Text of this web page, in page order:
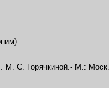
М. С. Горячкиной.- М.: Моск.